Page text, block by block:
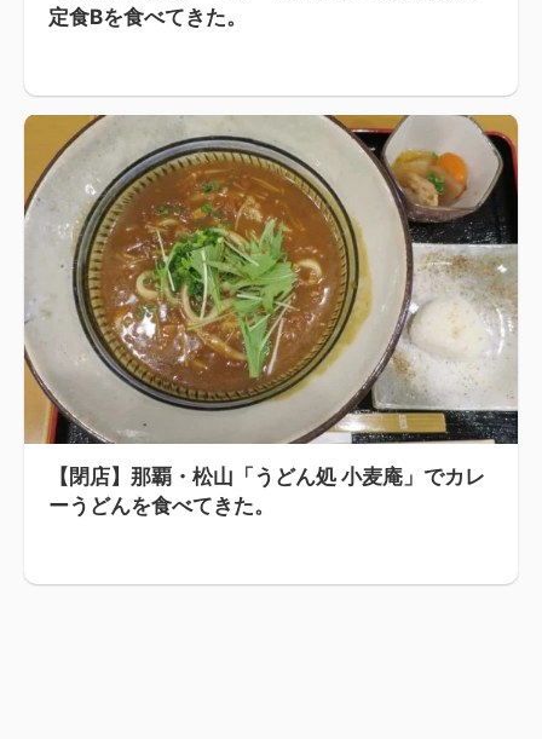
定食Bを食べてきた。
【閉店】那覇・松山「うどん処 小麦庵」でカレ
ーうどんを食べてきた。